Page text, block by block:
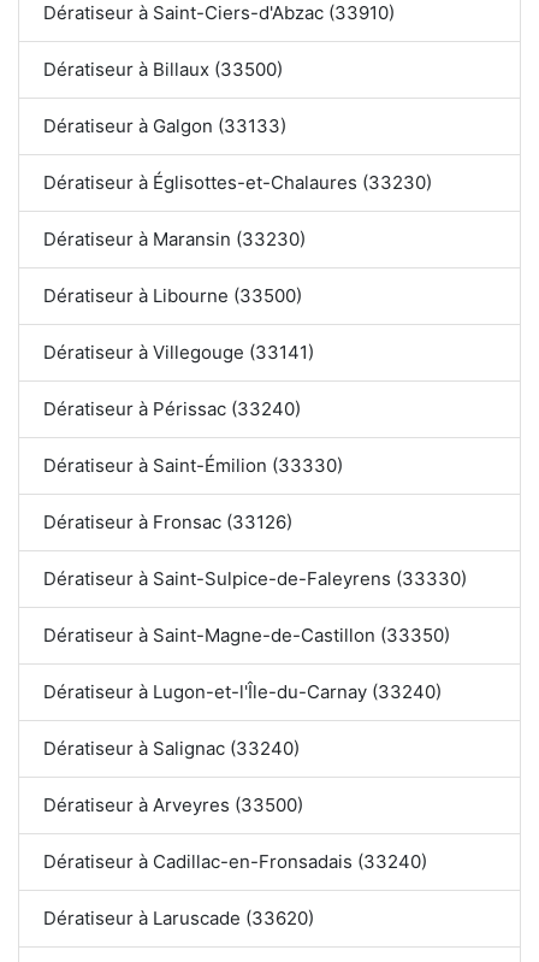
Dératiseur à Saint-Ciers-d'Abzac (33910)
Dératiseur à Billaux (33500)
Dératiseur à Galgon (33133)
Dératiseur à Églisottes-et-Chalaures (33230)
Dératiseur à Maransin (33230)
Dératiseur à Libourne (33500)
Dératiseur à Villegouge (33141)
Dératiseur à Périssac (33240)
Dératiseur à Saint-Émilion (33330)
Dératiseur à Fronsac (33126)
Dératiseur à Saint-Sulpice-de-Faleyrens (33330)
Dératiseur à Saint-Magne-de-Castillon (33350)
Dératiseur à Lugon-et-l'Île-du-Carnay (33240)
Dératiseur à Salignac (33240)
Dératiseur à Arveyres (33500)
Dératiseur à Cadillac-en-Fronsadais (33240)
Dératiseur à Laruscade (33620)